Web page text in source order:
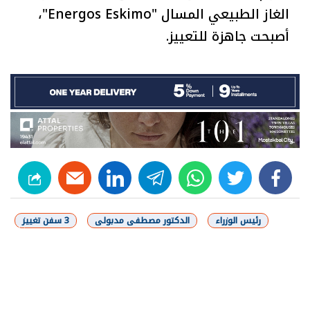
الغاز الطبيعي المسال "Energos Eskimo"،
أصبحت جاهزة للتعييز.
facebook
twitter
whats
telegram
linkedin
شارك
رئيس الوزراء الدكتور مصطفى مدبولى 3 سفن تغييز